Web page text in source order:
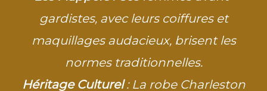
gardistes, avec leurs coiffures et
maquillages audacieux, brisent les
normes traditionnelles.
Héritage Culturel: La robe Charleston